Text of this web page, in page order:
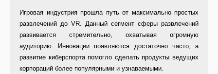
Игровая индустрия прошла путь от максимально простых
развлечений до VR. Данный сегмент сферы развлечений
развивается стремительно, охватывая огромную
аудиторию. Инновации появляются достаточно часто, а
развитие киберспорта помогло сделать продукты ведущих
корпораций более популярными и узнаваемыми.